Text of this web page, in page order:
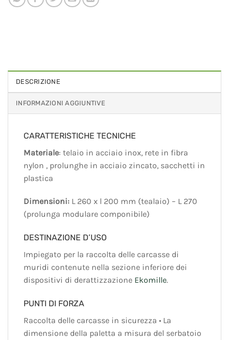
DESCRIZIONE
INFORMAZIONI AGGIUNTIVE
CARATTERISTICHE TECNICHE
Materiale: telaio in acciaio inox, rete in fibra
nylon , prolunghe in acciaio zincato, sacchetti in
plastica
Dimensioni: L 260 x l 200 mm (tealaio) – L 270
(prolunga modulare componibile)
DESTINAZIONE D’USO
Impiegato per la raccolta delle carcasse di
muridi contenute nella sezione inferiore dei
dispositivi di derattizzazione Ekomille.
PUNTI DI FORZA
Raccolta delle carcasse in sicurezza • La
dimensione della paletta a misura del serbatoio